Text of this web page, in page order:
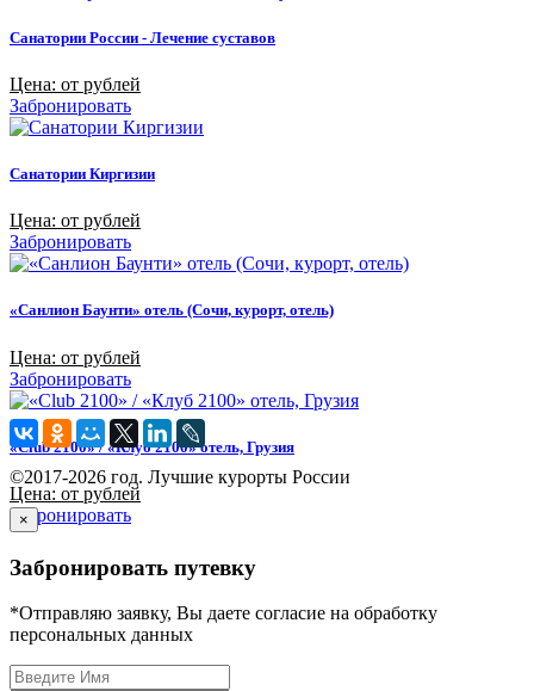
Санатории России - Лечение суставов
Цена: от рублей
Забронировать
Санатории Киргизии
Цена: от рублей
Забронировать
«Санлион Баунти» отель (Сочи, курорт, отель)
Цена: от рублей
Забронировать
«Club 2100» / «Клуб 2100» отель, Грузия
Цена: от рублей
Забронировать
©2017-2026 год. Лучшие курорты России
×
Забронировать путевку
*Отправляю заявку, Вы даете согласие на обработку
персональных данных